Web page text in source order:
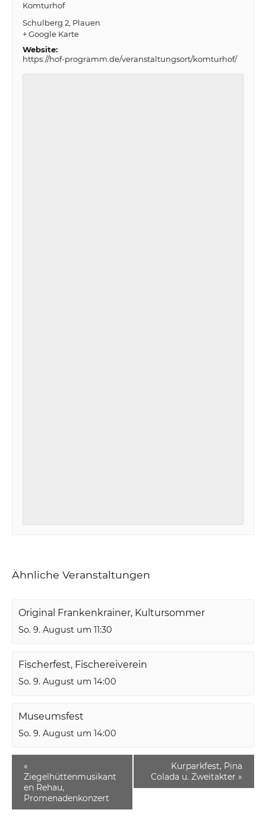
Komturhof
Schulberg 2 Plauen
+ Google Karte
Website:
https://hof-programm.de/veranstaltungsort/komturhof/
Ähnliche Veranstaltungen
Original Frankenkrainer, Kultursommer
So. 9. August um 11:30
Fischerfest, Fischereiverein
So. 9. August um 14:00
Museumsfest
So. 9. August um 14:00
«
Ziegelhüttenmusikant
en Rehau,
Promenadenkonzert
Kurparkfest, Pina
Colada u. Zweitakter »